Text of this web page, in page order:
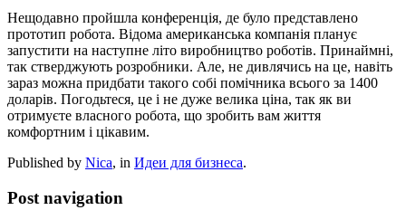
Нещодавно пройшла конференція, де було представлено
прототип робота. Відома американська компанія планує
запустити на наступне літо виробництво роботів. Принаймні,
так стверджують розробники. Але, не дивлячись на це, навіть
зараз можна придбати такого собі помічника всього за 1400
доларів. Погодьтеся, це і не дуже велика ціна, так як ви
отримуєте власного робота, що зробить вам життя
комфортним і цікавим.
Published by Nica, in Идеи для бизнеса.
Post navigation